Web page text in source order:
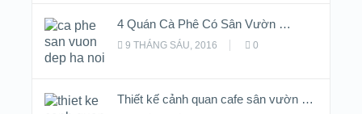
4 Quán Cà Phê Có Sân Vườn …
9 THÁNG SÁU, 2016 0
Thiết kế cảnh quan cafe sân vườn …